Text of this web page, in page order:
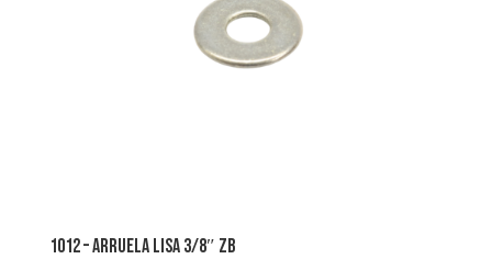
1012 – arruela lisa 3/8″ zb